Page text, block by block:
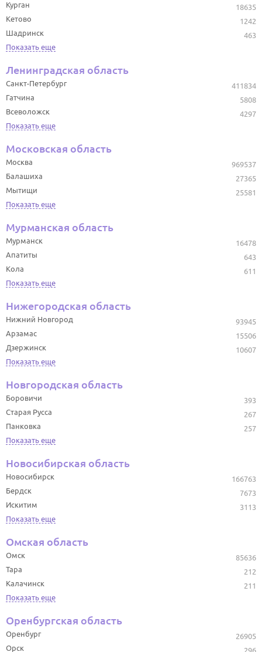
18635
Курган
1242
Кетово
463
Шадринск
Показать еще
Ленинградская область
411834
Санкт-Петербург
5808
Гатчина
4297
Всеволожск
Показать еще
Московская область
969537
Москва
27365
Балашиха
25581
Мытищи
Показать еще
Мурманская область
16478
Мурманск
643
Апатиты
611
Кола
Показать еще
Нижегородская область
93945
Нижний Новгород
15506
Арзамас
10607
Дзержинск
Показать еще
Новгородская область
393
Боровичи
267
Старая Русса
257
Панковка
Показать еще
Новосибирская область
166763
Новосибирск
7673
Бердск
3113
Искитим
Показать еще
Омская область
85636
Омск
212
Тара
211
Калачинск
Показать еще
Оренбургская область
26905
Оренбург
296
Орск